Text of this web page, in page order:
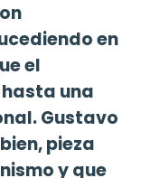
en
el
una
Gustavo
pieza
y que